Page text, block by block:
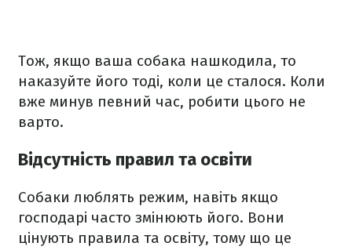
Тож, якщо ваша собака нашкодила, то
наказуйте його тоді, коли це сталося. Коли
вже минув певний час, робити цього не
варто.
Відсутність правил та освіти
Собаки люблять режим, навіть якщо
господарі часто змінюють його. Вони
цінують правила та освіту, тому що це